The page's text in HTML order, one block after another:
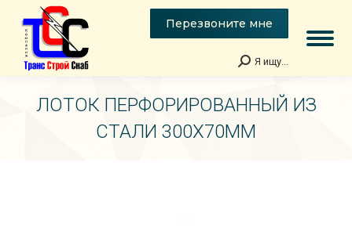
Перезвоните мне
Поиск:
Я ищу...
ЛОТОК ПЕРФОРИРОВАННЫЙ ИЗ
СТАЛИ 300Х70ММ